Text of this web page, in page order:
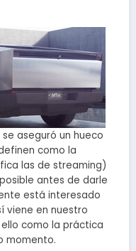
aseguró un hueco
como la
las de streaming)
antes de darle
está interesado
viene en nuestro
como la práctica
momento.